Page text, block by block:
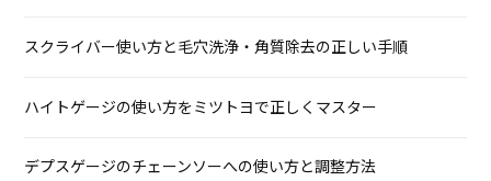
スクライバー使い方と毛穴洗浄・角質除去の正しい手順
ハイトゲージの使い方をミツトヨで正しくマスター
デプスゲージのチェーンソーへの使い方と調整方法